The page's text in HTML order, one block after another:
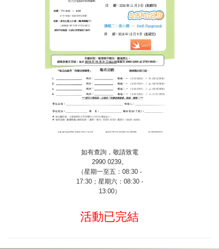
如有查詢，敬請致電
2990 0239。
（星期一至五： 08:30 -
17:30；星期六： 08:30 -
13:00）
活動已完結